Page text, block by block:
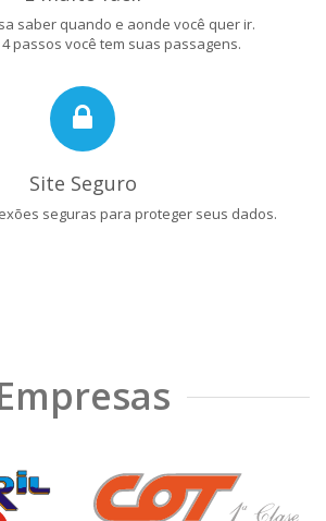
saber quando e aonde você quer ir.
passos você tem suas passagens.
Site Seguro
seguras para proteger seus dados.
❯